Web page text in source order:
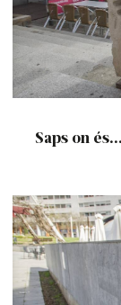
Saps on